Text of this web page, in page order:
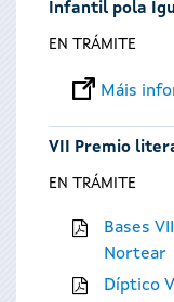
Infantil pola
EN TRÁMITE
Máis
VII Premio
EN TRÁMITE
Bases
Nortear
Díptico